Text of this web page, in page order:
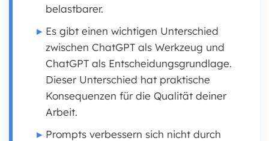
belastbarer.
Es gibt einen wichtigen Unterschied
zwischen ChatGPT als Werkzeug und
ChatGPT als Entscheidungsgrundlage.
Dieser Unterschied hat praktische
Konsequenzen für die Qualität deiner
Arbeit.
Prompts verbessern sich nicht durch